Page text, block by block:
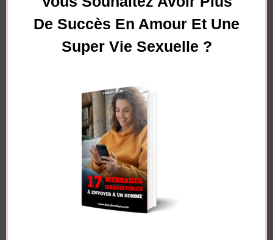
De Succès En Amour Et Une
Super Vie Sexuelle ?